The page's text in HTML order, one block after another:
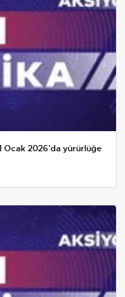
Ocak 2026'da yürürlüğe